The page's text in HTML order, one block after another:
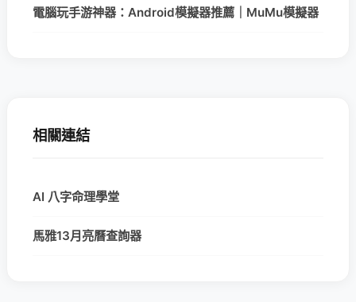
電腦玩手游神器：Android模擬器推薦｜MuMu模擬器
相關連結
AI 八字命理學堂
馬雅13月亮曆查詢器